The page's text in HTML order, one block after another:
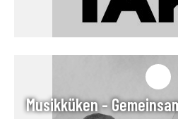
Musikküken -